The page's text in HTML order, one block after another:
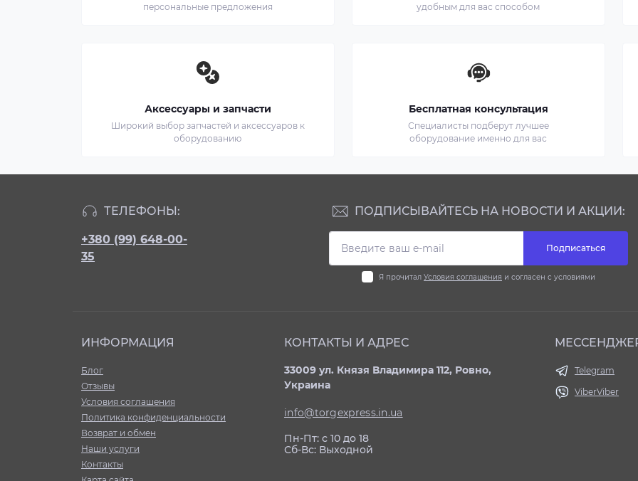
персональные предложения
удобным для вас способом
Аксессуары и запчасти
Широкий выбор запчастей и аксессуаров к
оборудованию
Бесплатная консультация
Специалисты подберут лучшее
оборудование именно для вас
ТЕЛЕФОНЫ:
+380 (99) 648-00-
35
ПОДПИСЫВАЙТЕСЬ НА НОВОСТИ И АКЦИИ:
Подписаться
Я прочитал Условия соглашения и согласен с условиями
ИНФОРМАЦИЯ
Блог
Отзывы
Условия соглашения
Политика конфиденциальности
Возврат и обмен
Наши услуги
Контакты
КОНТАКТЫ И АДРЕС
33009 ул. Князя Владимира 112, Ровно,
Украина
info@torgexpress.in.ua
Пн-Пт: с 10 до 18
Сб-Вс: Выходной
Telegram
ViberViber